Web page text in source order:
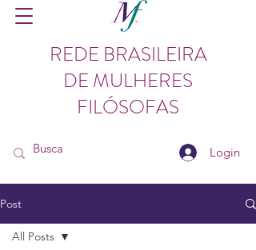
REDE BRASILEIRA
DE MULHERES
FILÓSOFAS
Login
Post
All Posts